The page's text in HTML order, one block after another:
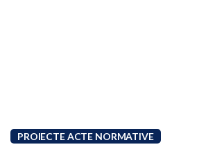
PROIECTE ACTE NORMATIVE